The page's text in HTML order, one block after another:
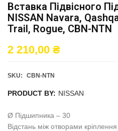
Вставка Підвісного
NISSAN Navara,
Trail, Rogue, CBN-NTN
2 210,00 ₴
SKU: CBN-NTN
PRODUCT BY: NISSAN
Ø Підшипника – 30
Відстань між отворами